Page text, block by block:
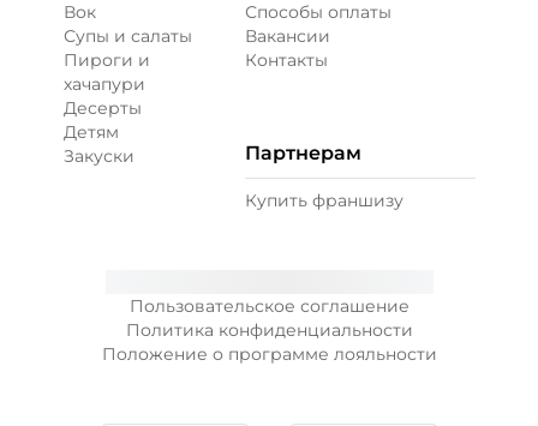
Пользовательское соглашение
Политика конфиденциальности
Положение о программе лояльности
Вок
Супы и салаты
Пироги и
хачапури
Десерты
Детям
Закуски
Способы оплаты
Вакансии
Контакты
Партнерам
Купить франшизу